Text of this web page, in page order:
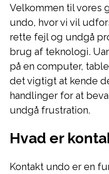
Velkommen til vores
undo, hvor vi vil
rette fejl og undgå
brug af teknologi.
på en computer,
det vigtigt at kende
handlinger for at
undgå frustration.
Hvad er
Kontakt undo er en